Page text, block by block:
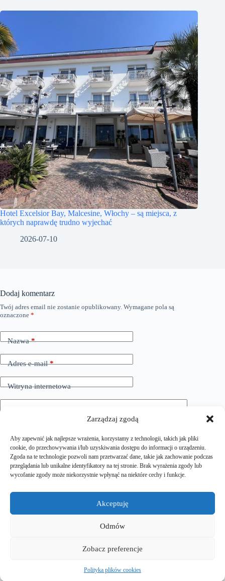
Zarządzaj zgodą
Aby zapewnić jak najlepsze wrażenia, korzystamy z technologii, takich jak pliki
cookie, do przechowywania i/lub uzyskiwania dostępu do informacji o urządzeniu.
Zgoda na te technologie pozwoli nam przetwarzać dane, takie jak zachowanie podczas
przeglądania lub unikalne identyfikatory na tej stronie. Brak wyrażenia zgody lub
wycofanie zgody może niekorzystnie wpłynąć na niektóre cechy i funkcje.
Akceptuję
Odmów
Zobacz preferencje
Polityka plików cookies
Hotel Excelsior Bay, Malcesine, Włochy – są miejsca, z
których naprawdę trudno wyjechać
2026-07-10
Dodaj komentarz
Twój adres email nie zostanie opublikowany. Wymagane pola są
oznaczone *
Nazwa*
Adres e-mail*
Witryna internetowa
internetową w tej przeglądarce do następnego komentowania.
A
l
r
n
v
e